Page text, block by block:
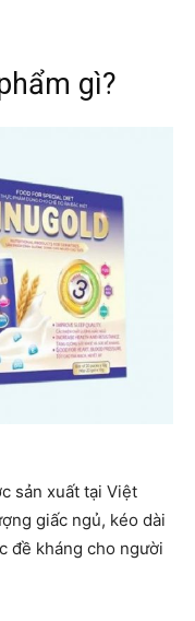
gì?
sản xuất tại Việt
giấc ngủ, kéo dài
đề kháng cho người